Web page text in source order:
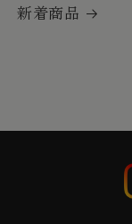
新着商品